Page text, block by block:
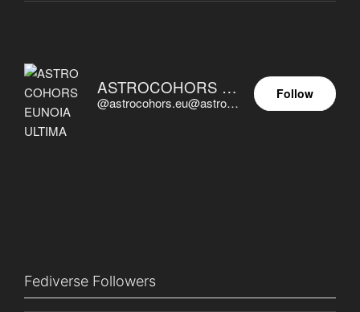
ASTROCOHORS EUNOIA ULTIMA
@astrocohors.eu@astrocohors.eu
Follow
Fediverse Followers